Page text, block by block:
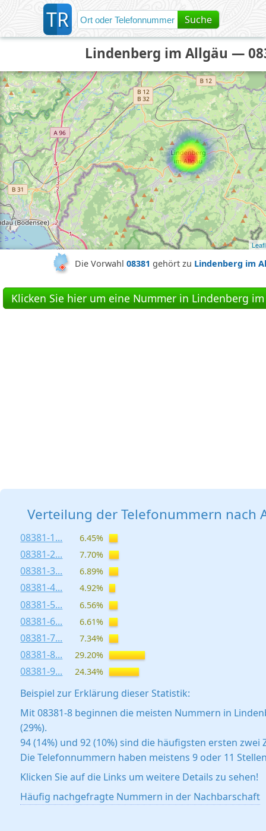
TR Suche
Lindenberg im Allgäu —
Die Vorwahl 08381 gehört zu Lindenberg im
Klicken Sie hier um eine Nummer in Lindenberg
Verteilung der Telefonummern nach
08381-1... 6.45%
08381-2... 7.70%
08381-3... 6.89%
08381-4... 4.92%
08381-5... 6.56%
08381-6... 6.61%
08381-7... 7.34%
08381-8... 29.20%
08381-9... 24.34%
Beispiel zur Erklärung dieser Statistik:
Mit 08381-8 beginnen die meisten Nummern in
(29%).
94 (14%) und 92 (10%) sind die häufigsten ersten zwei
Die Telefonnummern haben meistens 9 oder 11
Klicken Sie auf die Links um weitere Details zu sehen!
Häufig nachgefragte Nummern in der Nachbarschaft